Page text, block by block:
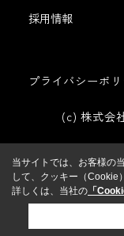
採用情報
プライバシーポ
(c) 株式会
当サイトでは、お客様の
して、クッキー（Cookie
詳しくは、当社の 「